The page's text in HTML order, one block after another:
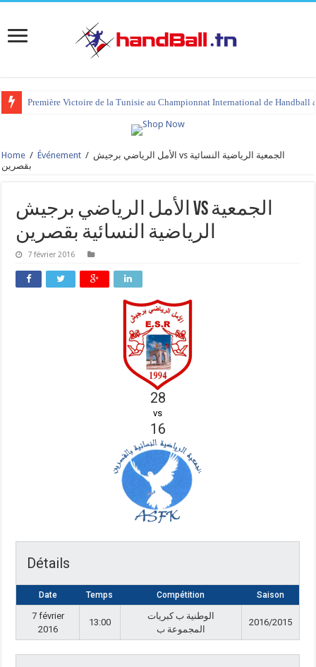
Première Victoire de la Tunisie au Championnat International de Handball
Home / Événement / الأمل الرياضي برجيش vs الجمعية الرياضية النسائية
بقصرين
الأمل الرياضي برجيش vs الجمعية
الرياضية النسائية بقصرين
7 février 2016
28
vs
16
Détails
Date Temps Compétition Saison
7 février
2016
13:00
الوطنية ب كبريات
المجموعة ب
2016/2015